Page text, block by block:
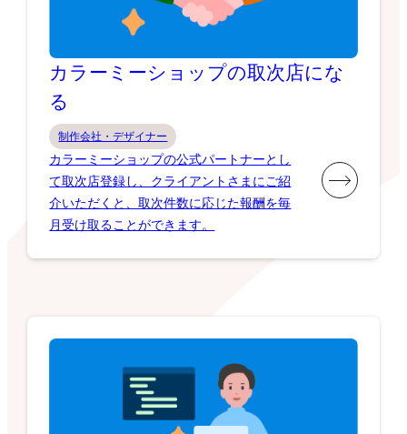
カラーミーショップの取次店にな
る
制作会社・デザイナー
カラーミーショップの公式パートナーとし
て取次店登録し、クライアントさまにご紹
介いただくと、取次件数に応じた報酬を毎
月受け取ることができます。